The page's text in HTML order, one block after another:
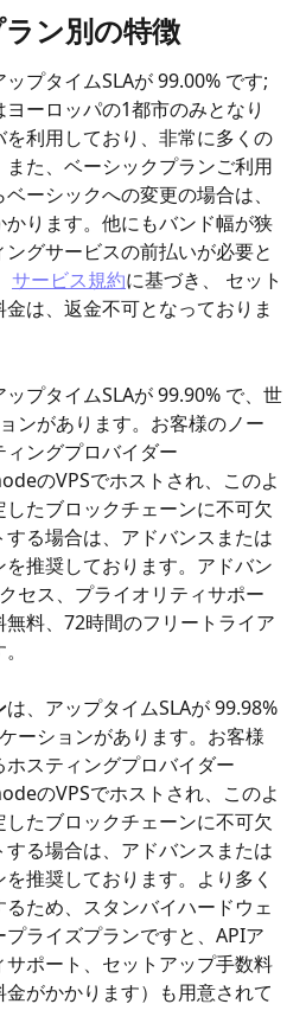
ン別の特徴
ップタイムSLAが 99.00% です;
ーロッパの1都市のみとなり
利用しており、非常に多くの
た、ベーシックプランご利用
ーシックへの変更の場合は、
ります。他にもバンド幅が狭
グサービスの前払いが必要と
サービス規約に基づき、 セット
は、返金不可となっておりま
ップタイムSLAが 99.90% で、世
ンがあります。お客様のノー
ィングプロバイダー
のVPSでホストされ、このよ
たブロックチェーンに不可欠
る場合は、アドバンスまたは
推奨しております。アドバン
セス、プライオリティサポー
無料、72時間のフリートライア
は、アップタイムSLAが 99.98%
ーションがあります。お客様
スティングプロバイダー
のVPSでホストされ、このよ
たブロックチェーンに不可欠
る場合は、アドバンスまたは
推奨しております。より多く
ため、スタンバイハードウェ
ライズプランですと、APIア
ポート、セットアップ手数料
がかかります）も用意されて